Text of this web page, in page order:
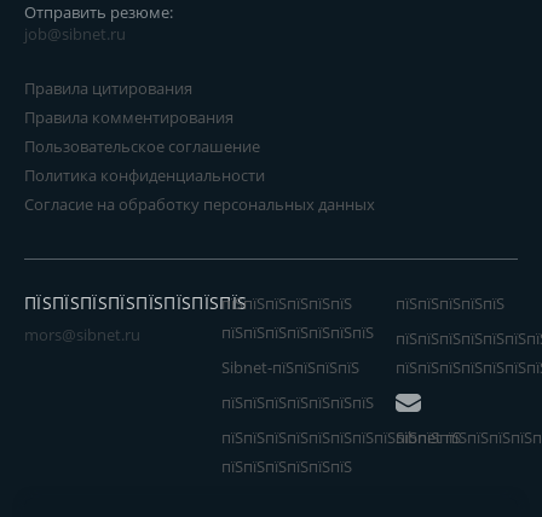
Отправить резюме:
job@sibnet.ru
Правила цитирования
Правила комментирования
Пользовательское соглашение
Политика конфиденциальности
Согласие на обработку персональных данных
ПЇЅПЇЅПЇЅПЇЅПЇЅПЇЅПЇЅПЇЅ
mors@sibnet.ru
пїЅпїЅпїЅпїЅпїЅпїЅ
пїЅпїЅпїЅпїЅпїЅпїЅпїЅ
Sibnet-пїЅпїЅпїЅпїЅ
пїЅпїЅпїЅпїЅпїЅ
пїЅпїЅпїЅпїЅпїЅпїЅпїЅ
пїЅпїЅпїЅпїЅпїЅпїЅпїЅпїЅпїЅпїЅпїЅ
пїЅпїЅпїЅпїЅпїЅпїЅ
Sibnet